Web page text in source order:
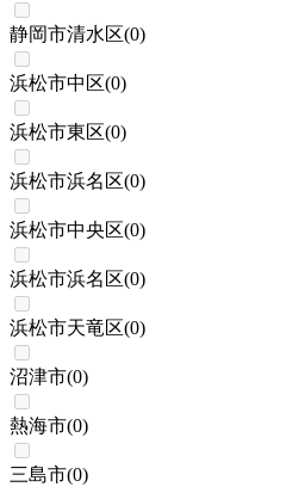
静岡市清水区(0)
浜松市中区(0)
浜松市東区(0)
浜松市浜名区(0)
浜松市中央区(0)
浜松市浜名区(0)
浜松市天竜区(0)
沼津市(0)
熱海市(0)
三島市(0)